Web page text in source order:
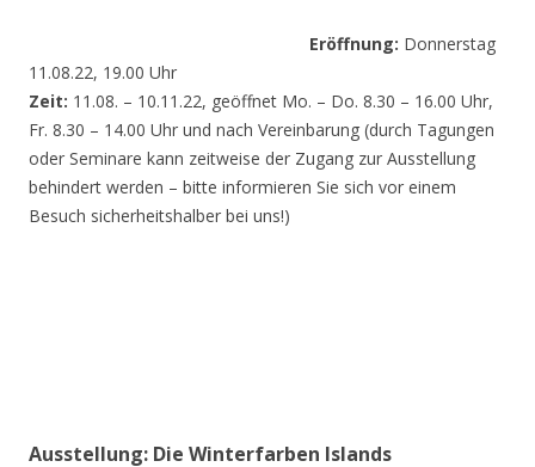
Eröffnung: Donnerstag
11.08.22, 19.00 Uhr
Zeit: 11.08. – 10.11.22, geöffnet Mo. – Do. 8.30 – 16.00 Uhr,
Fr. 8.30 – 14.00 Uhr und nach Vereinbarung (durch Tagungen
oder Seminare kann zeitweise der Zugang zur Ausstellung
behindert werden – bitte informieren Sie sich vor einem
Besuch sicherheitshalber bei uns!)
Ausstellung: Die Winterfarben Islands